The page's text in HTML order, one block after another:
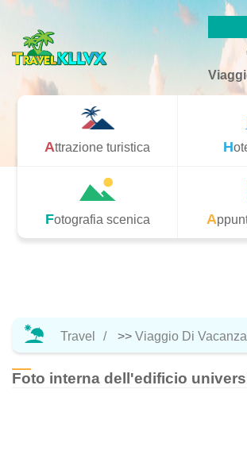
Attrazione turistica
Fotografia scenica
Travel >> Viaggio Di Vacanza
Foto interna dell'edificio